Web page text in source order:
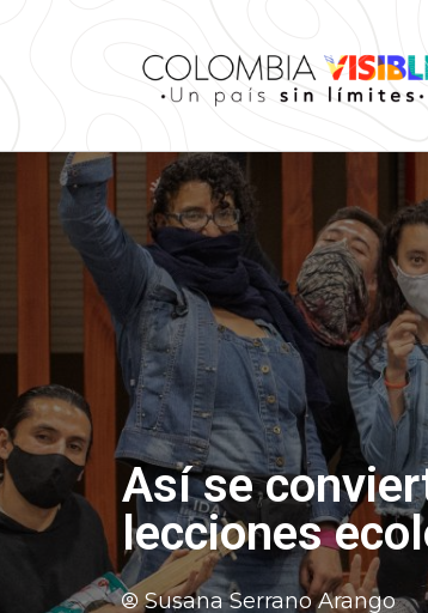
Así se
lecciones
Susana Serrano Arango